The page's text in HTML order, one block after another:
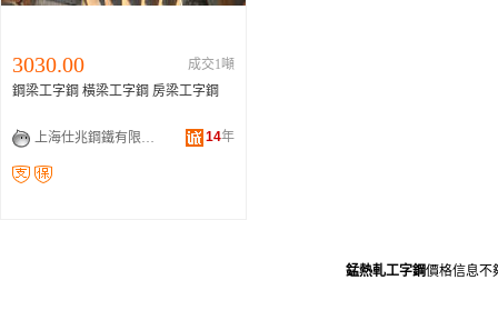
3030.00
成交1噸
鋼梁工字鋼 橫梁工字鋼 房梁工字鋼
上海仕兆鋼鐵有限公司 14年
錳熱軋工字鋼價格信息不